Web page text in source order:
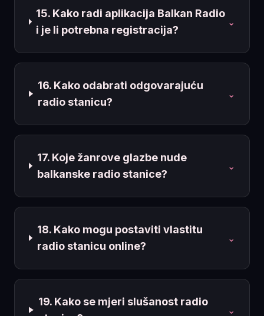
15. Kako radi aplikacija Balkan Radio
i je li potrebna registracija?
⌄
16. Kako odabrati odgovarajuću
radio stanicu?
⌄
17. Koje žanrove glazbe nude
balkanske radio stanice?
⌄
18. Kako mogu postaviti vlastitu
radio stanicu online?
⌄
19. Kako se mjeri slušanost radio
⌄